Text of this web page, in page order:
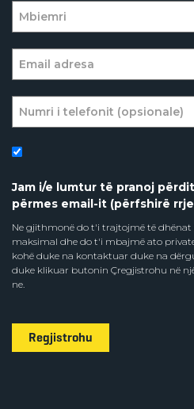
Jam i/e lumtur të pranoj
përmes email-it (përfshirë
Ne gjithmonë do t'i trajtojmë të dhënat
maksimal dhe do t'i mbajmë ato
kohë duke na kontaktuar duke na
duke klikuar butonin Çregjistrohu në
ne.
Regjistrohu